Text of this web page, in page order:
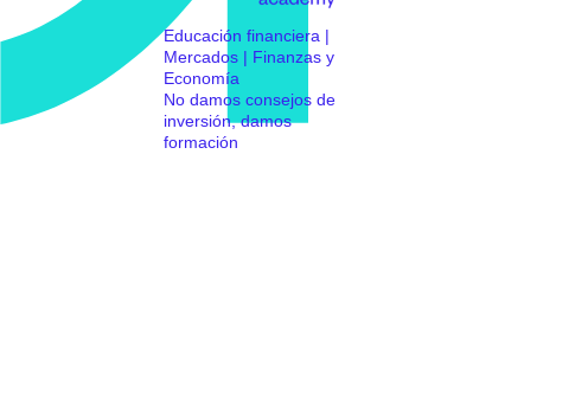
Educación financiera |
Mercados | Finanzas y
Economía
No damos consejos de
inversión, damos
formación